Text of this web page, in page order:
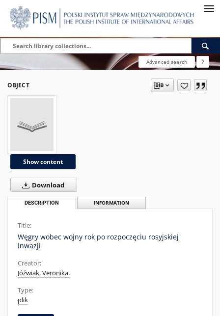
Advanced search ?
OBJECT
Show content
Download
DESCRIPTION INFORMATION
Title:
Węgry wobec wojny rok po rozpoczęciu rosyjskiej
inwazji
Creator:
Jóźwiak, Veronika.
Type:
plik